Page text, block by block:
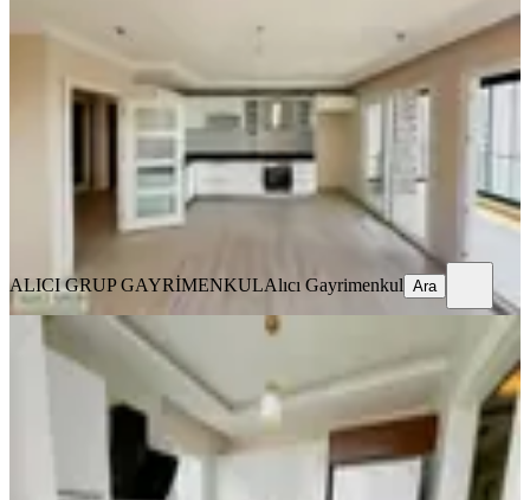
3+1·135 m²·10. Kat·06.08.2026
34.000 ₺
ALICI GRUP GAYRİMENKULAlıcı Gayrimenkul
ALICI GRUP GAYRİMENKULAlıcı Gayrimenkul Ara
YENİ
Gürselpaşa'da Geniş K.mutfak D.gazlı
2+1 Full Eşyalı Depozitosuz
Seyhan, Gürselpaşa Mahallesi
2+1·110 m² 06.08.2026